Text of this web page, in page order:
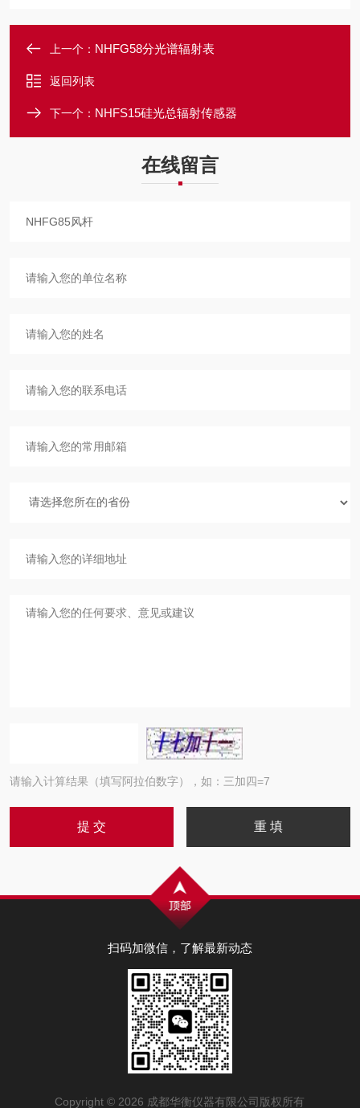
上一个： NHFG58分光谱辐射表
返回列表
下一个： NHFS15硅光总辐射传感器
在线留言
请输入计算结果（填写阿拉伯数字），如：三加四=7
扫码加微信，了解最新动态
Copyright © 2026 成都华衡仪器有限公司版权所有